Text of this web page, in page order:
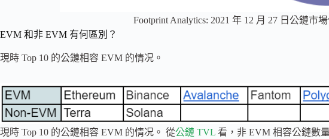
Footprint Analytics: 2021 年 12 月 27 日公鏈市
EVM 和非 EVM 有何區別？
現時 Top 10 的公鏈相容 EVM 的情况。
現時 Top 10 的公鏈相容 EVM 的情况。 從公鏈 TVL 看，非 EVM 相容公鏈數